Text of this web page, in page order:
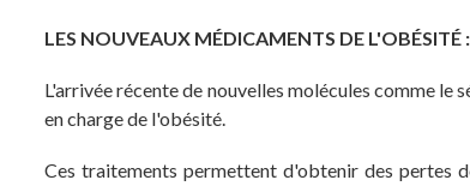
LES NOUVEAUX MÉDICAMENTS DE
L'arrivée récente de nouvelles molécules comme
en charge de l'obésité.
Ces traitements permettent d'obtenir des pertes